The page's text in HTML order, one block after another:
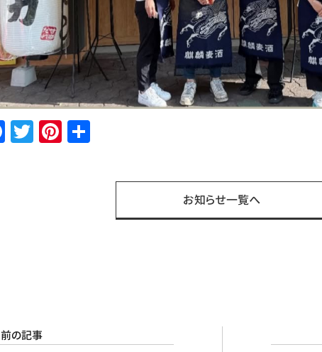
Facebook
TwitterPinterest
お知らせ一覧へ
前の記事